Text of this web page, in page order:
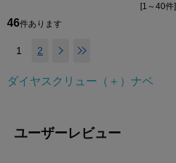
[1～40件]
46件あります
1 2
ダイヤスクリュー（＋）ナベ
ユーザーレビュー